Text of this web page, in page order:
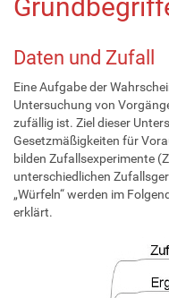
Daten und Zufall
Eine Aufgabe der
Untersuchung von
zufällig ist. Ziel dieser
Gesetzmäßigkeiten für
bilden Zufallsexperimente
unterschiedlichen
„Würfeln“ werden im
erklärt.